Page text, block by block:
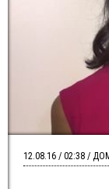
12.08.16 / 02:38 /